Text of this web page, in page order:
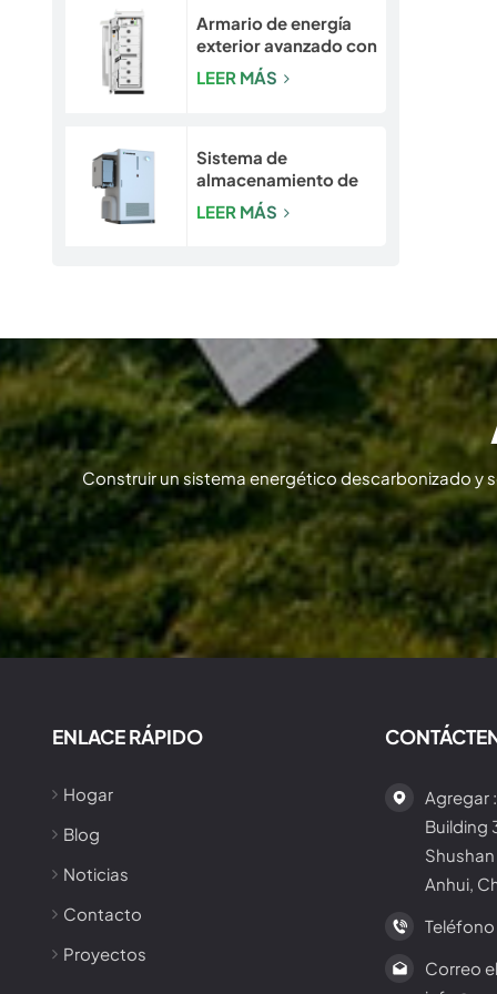
Armario de energía
exterior avanzado con
seguridad integrada |
Sistema de batería
LEER MÁS
Sistema de
almacenamiento de
energía para
exteriores con
energía LiFePO4 para
uso comercial e
industrial
LEER MÁS
Construir un sistema energético descarbonizado y
ENLACE RÁPIDO
Hogar
Blog
Noticias
Contacto
Proyectos
Agregar
Building
Anhui,
Teléfono
Correo